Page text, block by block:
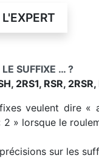
SUFFIXE … ?
2RS1, RSR,
veulent dire «
2 » lorsque le
sur les